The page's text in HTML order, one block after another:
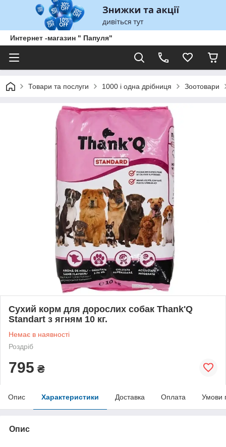
Интернет -магазин " Папуля"
Товари та послуги 1000 і одна дрібниця Зоотовари
Сухий корм для дорослих собак Thank'Q
Standart з ягням 10 кг.
Немає в наявності
Роздріб
795 ₴
Опис Характеристики Доставка Оплата Умови
Опис